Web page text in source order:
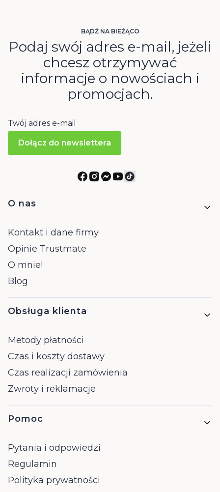
BĄDŹ NA BIEŻĄCO
Podaj swój adres e-mail, jeżeli
chcesz otrzymywać
informacje o nowościach i
promocjach.
Twój adres e-mail
Dołącz do newslettera
Linki w stopce
O nas
Kontakt i dane firmy
Opinie Trustmate
O mnie!
Blog
Obsługa klienta
Metody płatności
Czas i koszty dostawy
Czas realizacji zamówienia
Zwroty i reklamacje
Pomoc
Pytania i odpowiedzi
Regulamin
Polityka prywatności